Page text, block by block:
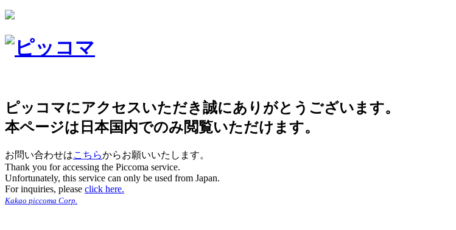
ピッコマにアクセスいただき誠にありがとうございます。
本ページは日本国内でのみ閲覧いただけます。
お問い合わせはこちらからお願いいたします。
Thank you for accessing the Piccoma service.
Unfortunately, this service can only be used from Japan.
For inquiries, please click here.
Kakao piccoma Corp.